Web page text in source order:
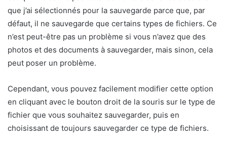
que j’ai sélectionnés pour la sauvegarde parce que, par
défaut, il ne sauvegarde que certains types de fichiers. Ce
n’est peut-être pas un problème si vous n’avez que des
photos et des documents à sauvegarder, mais sinon, cela
peut poser un problème.
Cependant, vous pouvez facilement modifier cette option
en cliquant avec le bouton droit de la souris sur le type de
fichier que vous souhaitez sauvegarder, puis en
choisissant de toujours sauvegarder ce type de fichiers.